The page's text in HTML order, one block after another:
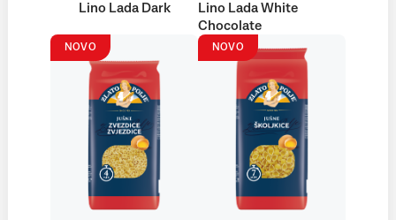
Lino Lada Dark
Lino Lada White
Chocolate
NOVO NOVO